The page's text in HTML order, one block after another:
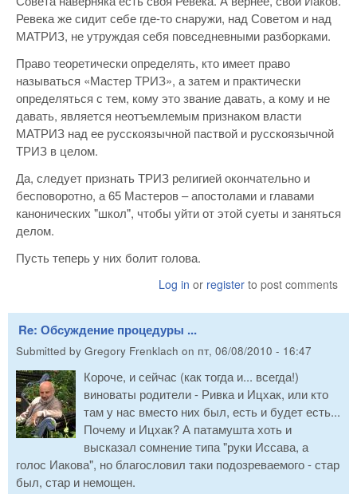
Ревека же сидит себе где-то снаружи, над Советом и над
МАТРИЗ, не утруждая себя повседневными разборками.
Право теоретически определять, кто имеет право
называться «Мастер ТРИЗ», а затем и практически
определяться с тем, кому это звание давать, а кому и не
давать, является неотъемлемым признаком власти
МАТРИЗ над ее русскоязычной паствой и русскоязычной
ТРИЗ в целом.
Да, следует признать ТРИЗ религией окончательно и
бесповоротно, а 65 Мастеров – апостолами и главами
канонических "школ", чтобы уйти от этой суеты и заняться
делом.
Пусть теперь у них болит голова.
Log in or register to post comments
Re: Обсуждение процедуры ...
Submitted by Gregory Frenklach on пт, 06/08/2010 - 16:47
Короче, и сейчас (как тогда и... всегда!)
виноваты родители - Ривка и Ицхак, или кто
там у нас вместо них был, есть и будет есть...
Почему и Ицхак? А патамушта хоть и
высказал сомнение типа "руки Иссава, а
голос Иакова", но благословил таки подозреваемого - стар
был, стар и немощен.